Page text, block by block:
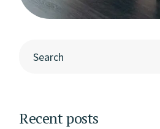
Recent posts